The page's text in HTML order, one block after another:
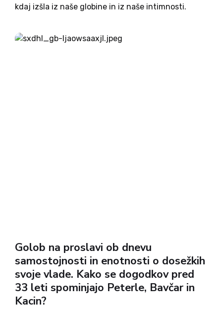
kdaj izšla iz naše globine in iz naše intimnosti.
sicer vsak Slovenec sam, a bila je z...
Golob na proslavi ob dnevu
samostojnosti in enotnosti o dosežkih
svoje vlade. Kako se dogodkov pred
33 leti spominjajo Peterle, Bavčar in
Kacin?